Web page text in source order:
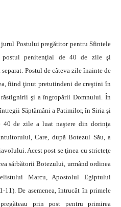
Postului pregătitor pentru Sfintele
postul penitenţial de 40 de zile şi
Postul de câteva zile înainte de
fiind ţinut pretutindeni de creştini în
şi a îngropării Domnului. În
Săptămâni a Patimilor, în Siria şi
40 de zile a luat naştere din dorinţa
Care, după Botezul Său, a
Acest post se ţinea cu stricteţe
sărbătorii Botezului, urmând ordinea
Marcu, Apostolul Egiptului
De asemenea, întrucât în primele
prin post pentru primirea